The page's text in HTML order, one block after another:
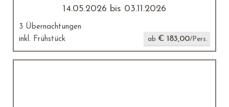
14.05.2026 bis 03.11.2026
3 Übernachtungen
inkl. Frühstück
ab € 183,00/Pers.